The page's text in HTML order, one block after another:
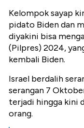
Kelompok sayap
pidato Biden dan
diyakini bisa
(Pilpres) 2024,
kembali Biden.
Israel berdalih
serangan 7
terjadi hingga kini
orang.